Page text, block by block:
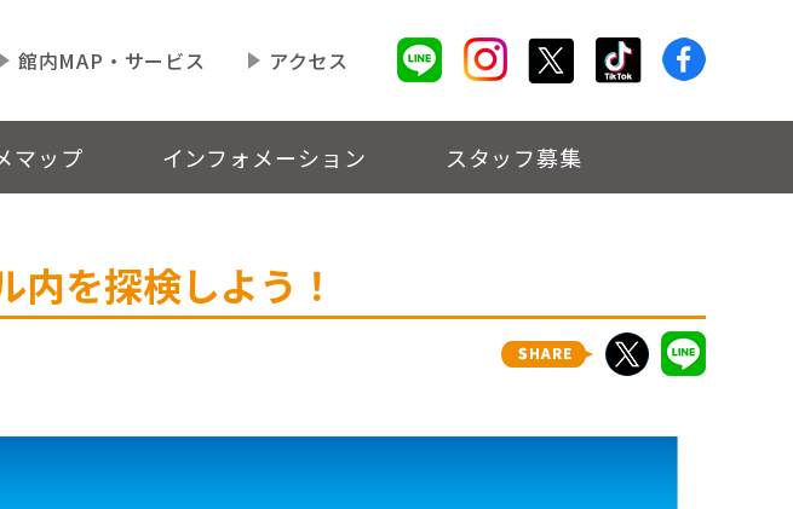
館内MAP・サービス アクセス
マップ インフォメーション スタッフ募集
を探検しよう！